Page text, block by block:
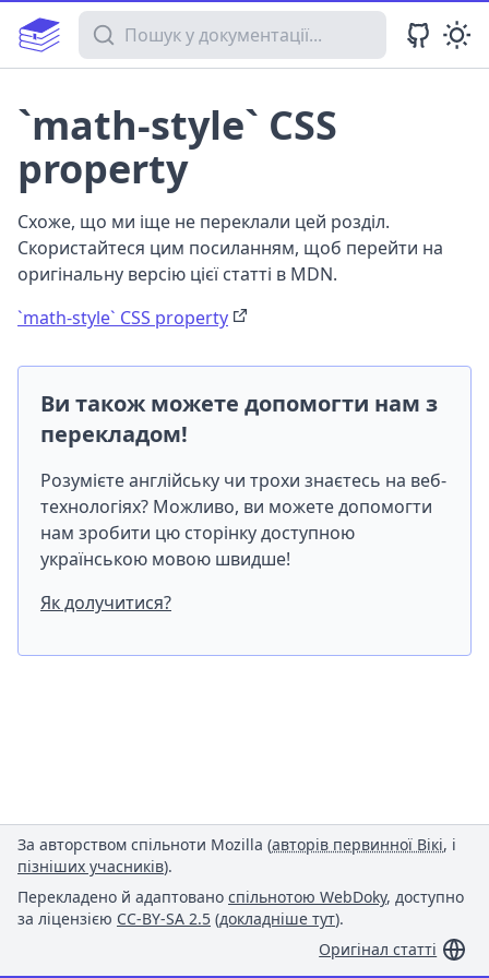
Пошук у документації
`math-style` CSS
property
Схоже, що ми іще не переклали цей розділ.
Скористайтеся цим посиланням, щоб перейти на
оригінальну версію цієї статті в MDN.
`math-style` CSS property
Ви також можете допомогти нам з
перекладом!
Розумієте англійську чи трохи знаєтесь на веб-
технологіях? Можливо, ви можете допомогти
нам зробити цю сторінку доступною
українською мовою швидше!
Як долучитися?
За авторством спільноти Mozilla (авторів первинної Вікі, і
пізніших учасників).
Перекладено й адаптовано спільнотою WebDoky, доступно
за ліцензією CC-BY-SA 2.5 (докладніше тут).
Оригінал статті